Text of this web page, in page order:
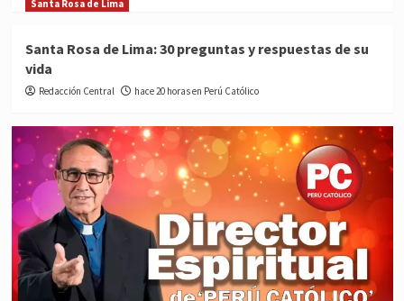
Santa Rosa de Lima
Santa Rosa de Lima: 30 preguntas y respuestas de su
vida
Redacción Central hace 20 horas en Perú Católico